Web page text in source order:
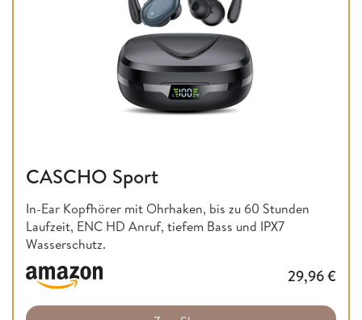
CASCHO Sport
In-Ear Kopfhörer mit Ohrhaken, bis zu 60 Stunden
Laufzeit, ENC HD Anruf, tiefem Bass und IPX7
Wasserschutz.
29,96€